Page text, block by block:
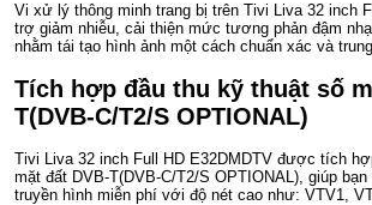
Vi xử lý thông minh trang bị trên Tivi Liva 32 inch
trợ giảm nhiễu, cải thiện mức tương phản đậm
nhằm tái tạo hình ảnh một cách chuẩn xác và
Tích hợp đầu thu kỹ thuật số
T(DVB-C/T2/S OPTIONAL)
Tivi Liva 32 inch Full HD E32DMDTV được tích
mặt đất DVB-T(DVB-C/T2/S OPTIONAL), giúp
truyền hình miễn phí với độ nét cao như: VTV1,